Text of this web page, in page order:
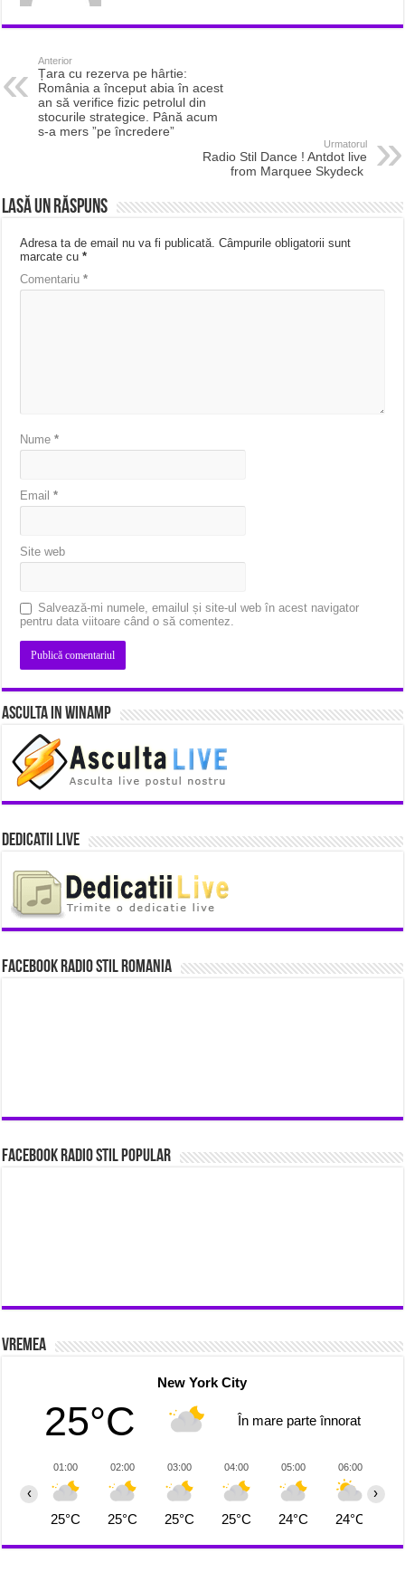
Anterior
Țara cu rezerva pe hârtie:
România a început abia în acest
an să verifice fizic petrolul din
stocurile strategice. Până acum
s-a mers ”pe încredere”
Urmatorul
Radio Stil Dance ! Antdot live
from Marquee Skydeck
Lasă un răspuns
Adresa ta de email nu va fi publicată. Câmpurile obligatorii sunt
marcate cu*
Comentariu*
Nume*
Email*
Site web
Salvează-mi numele, emailul și site-ul web în acest navigator
pentru data viitoare când o să comentez.
Asculta in Winamp
Dedicatii Live
Facebook Radio Stil Romania
Facebook Radio Stil Popular
Vremea
New York City
25°C În mare parte înnorat
01:00
25°C
02:00
25°C
03:00
25°C
04:00
25°C
05:00
24°C
06:00
24°C
‹ ›